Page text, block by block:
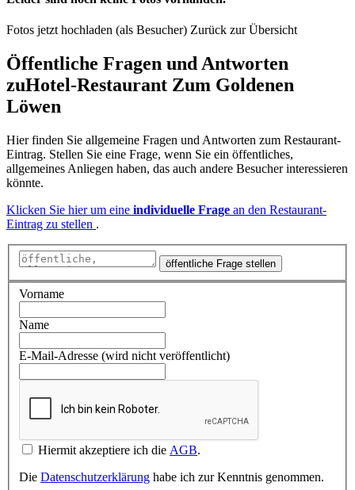
Fotos jetzt hochladen (als Besucher) Zurück zur Übersicht
Öffentliche Fragen und Antworten
zuHotel-Restaurant Zum Goldenen
Löwen
Hier finden Sie allgemeine Fragen und Antworten zum Restaurant-
Eintrag. Stellen Sie eine Frage, wenn Sie ein öffentliches,
allgemeines Anliegen haben, das auch andere Besucher interessieren
könnte.
Klicken Sie hier um eine individuelle Frage an den Restaurant-
Eintrag zu stellen .
öffentliche Frage stellen
Vorname
Name
E-Mail-Adresse (wird nicht veröffentlicht)
Hiermit akzeptiere ich die AGB.
Die Datenschutzerklärung habe ich zur Kenntnis genommen.